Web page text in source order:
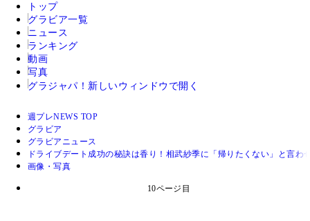
トップ
グラビア一覧
ニュース
ランキング
動画
写真
グラジャパ！ 新しいウィンドウで開く
週プレNEWS TOP
グラビア
グラビアニュース
ドライブデート成功の秘訣は香り！相武紗季に「帰りたくない」と言わ
画像・写真
10ページ目